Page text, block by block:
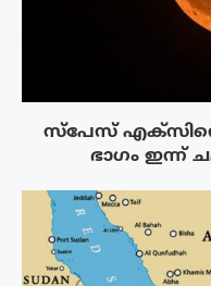
സ്‌പേസ്
ഭാഗം ഇന്ന്